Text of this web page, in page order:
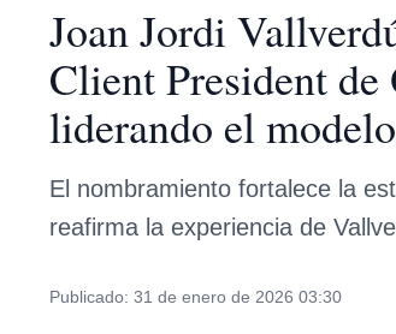
Joan Jordi
Client President de
liderando el
El nombramiento fortalece la
reafirma la experiencia de
Publicado: 31 de enero de 2026 03:30